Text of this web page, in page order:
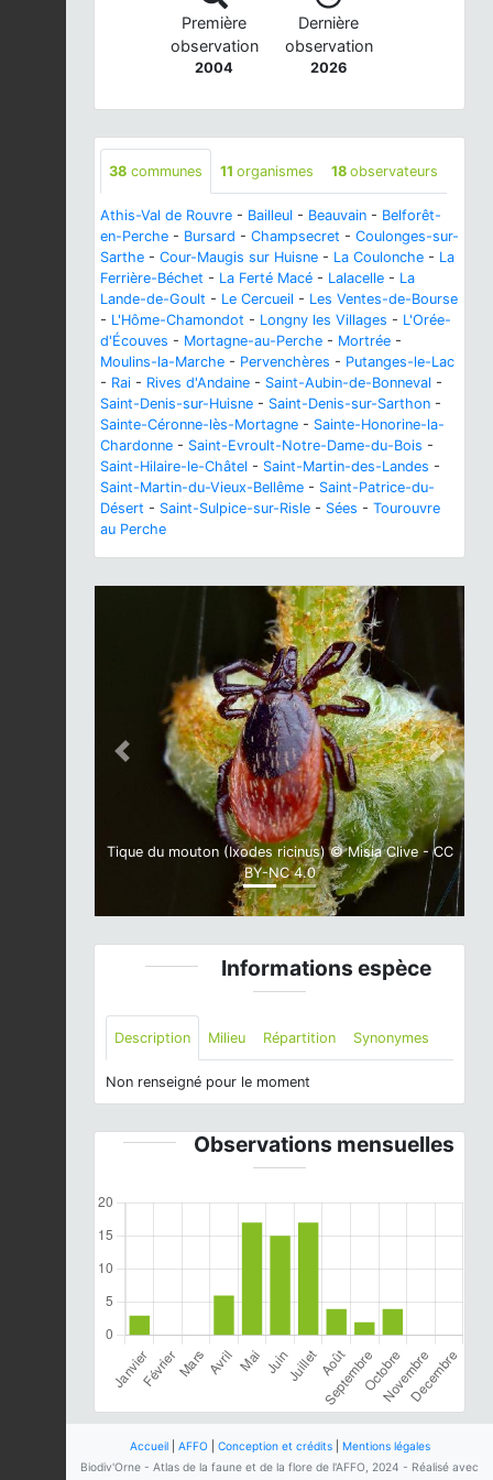
Première
observation
2004
Dernière
observation
2026
38 communes 11 organismes 18 observateurs
Athis-Val de Rouvre - Bailleul - Beauvain - Belforêt-
en-Perche - Bursard - Champsecret - Coulonges-sur-
Sarthe - Cour-Maugis sur Huisne - La Coulonche - La
Ferrière-Béchet - La Ferté Macé - Lalacelle - La
Lande-de-Goult - Le Cercueil - Les Ventes-de-Bourse
- L'Hôme-Chamondot - Longny les Villages - L'Orée-
d'Écouves - Mortagne-au-Perche - Mortrée -
Moulins-la-Marche - Pervenchères - Putanges-le-Lac
- Rai - Rives d'Andaine - Saint-Aubin-de-Bonneval -
Saint-Denis-sur-Huisne - Saint-Denis-sur-Sarthon -
Sainte-Céronne-lès-Mortagne - Sainte-Honorine-la-
Chardonne - Saint-Evroult-Notre-Dame-du-Bois -
Saint-Hilaire-le-Châtel - Saint-Martin-des-Landes -
Saint-Martin-du-Vieux-Bellême - Saint-Patrice-du-
Désert - Saint-Sulpice-sur-Risle - Sées - Tourouvre
au Perche
Tique du mouton (Ixodes ricinus) © Misia Clive - CC
BY-NC 4.0
Previous Next
Informations espèce
Description Milieu Répartition Synonymes
Non renseigné pour le moment
Observations mensuelles
Accueil| AFFO| Conception et crédits| Mentions légales
Biodiv'Orne - Atlas de la faune et de la flore de l'AFFO, 2024 - Réalisé avec